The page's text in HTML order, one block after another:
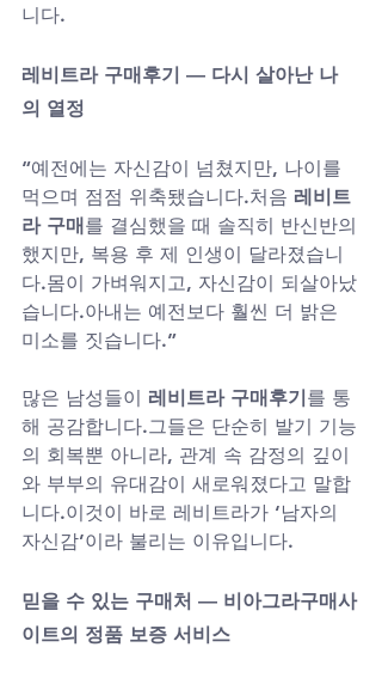
니다.
레비트라 구매후기 — 다시 살아난 나
의 열정
“예전에는 자신감이 넘쳤지만, 나이를
먹으며 점점 위축됐습니다.처음 레비트
라 구매를 결심했을 때 솔직히 반신반의
했지만, 복용 후 제 인생이 달라졌습니
다.몸이 가벼워지고, 자신감이 되살아났
습니다.아내는 예전보다 훨씬 더 밝은
미소를 짓습니다.”
많은 남성들이 레비트라 구매후기를 통
해 공감합니다.그들은 단순히 발기 기능
의 회복뿐 아니라, 관계 속 감정의 깊이
와 부부의 유대감이 새로워졌다고 말합
니다.이것이 바로 레비트라가 ‘남자의
자신감’이라 불리는 이유입니다.
믿을 수 있는 구매처 — 비아그라구매사
이트의 정품 보증 서비스